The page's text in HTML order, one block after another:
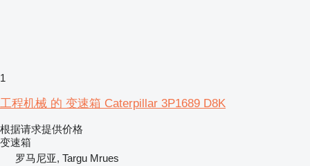
1
工程机械 的 变速箱 Caterpillar 3P1689 D8K
根据请求提供价格
变速箱
罗马尼亚, Targu Mrues